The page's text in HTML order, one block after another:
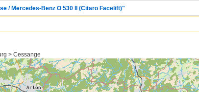
/ Mercedes-Benz O 530 II (Citaro Facelift)"
> Cessange